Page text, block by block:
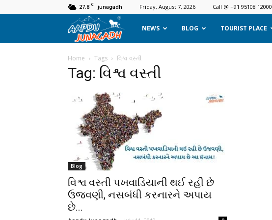
27.8 C junagadh Friday, August 7, 2026 Call @ +91 95108 12000
Aapdu
Junagadh
NEWS BLOG TOURIST PLACE
Home Tags વિશ્વ વસ્તી
Tag: વિશ્વ વસ્તી
Blog
વિશ્વ વસ્તી પખવાડિયાની થઈ રહી છે
ઉજવણી, નસબંધી કરનારને અપાય
છે...